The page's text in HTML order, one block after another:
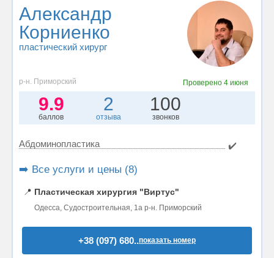
Александр
Корниенко
пластический хирург
р-н. Приморский Проверено4 июня
9.9
баллов
2
отзыва
100
звонков
Абдоминопластика ✔️
➡️ Все услуги и цены (8)
📍 Пластическая хирургия "Виртус"
Одесса, Судостроительная, 1а р-н. Приморский
+38 (097) 680..показать номер